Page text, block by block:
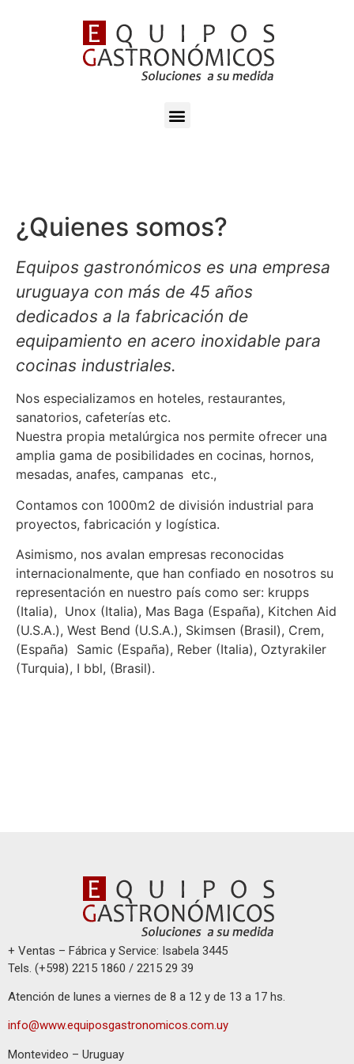
¿Quienes somos?
Equipos gastronómicos es una empresa
uruguaya con más de 45 años
dedicados a la fabricación de
equipamiento en acero inoxidable para
cocinas industriales.
Nos especializamos en hoteles, restaurantes,
sanatorios, cafeterías etc.
Nuestra propia metalúrgica nos permite ofrecer una
amplia gama de posibilidades en cocinas, hornos,
mesadas, anafes, campanas etc.,
Contamos con 1000m2 de división industrial para
proyectos, fabricación y logística.
Asimismo, nos avalan empresas reconocidas
internacionalmente, que han confiado en nosotros su
representación en nuestro país como ser: krupps
(Italia), Unox (Italia), Mas Baga (España), Kitchen Aid
(U.S.A.), West Bend (U.S.A.), Skimsen (Brasil), Crem,
(España) Samic (España), Reber (Italia), Oztyrakiler
(Turquia), I bbl, (Brasil).
+ Ventas – Fábrica y Service: Isabela 3445
Tels. (+598) 2215 1860 / 2215 29 39
Atención de lunes a viernes de 8 a 12 y de 13 a 17 hs.
info@www.equiposgastronomicos.com.uy
Montevideo – Uruguay